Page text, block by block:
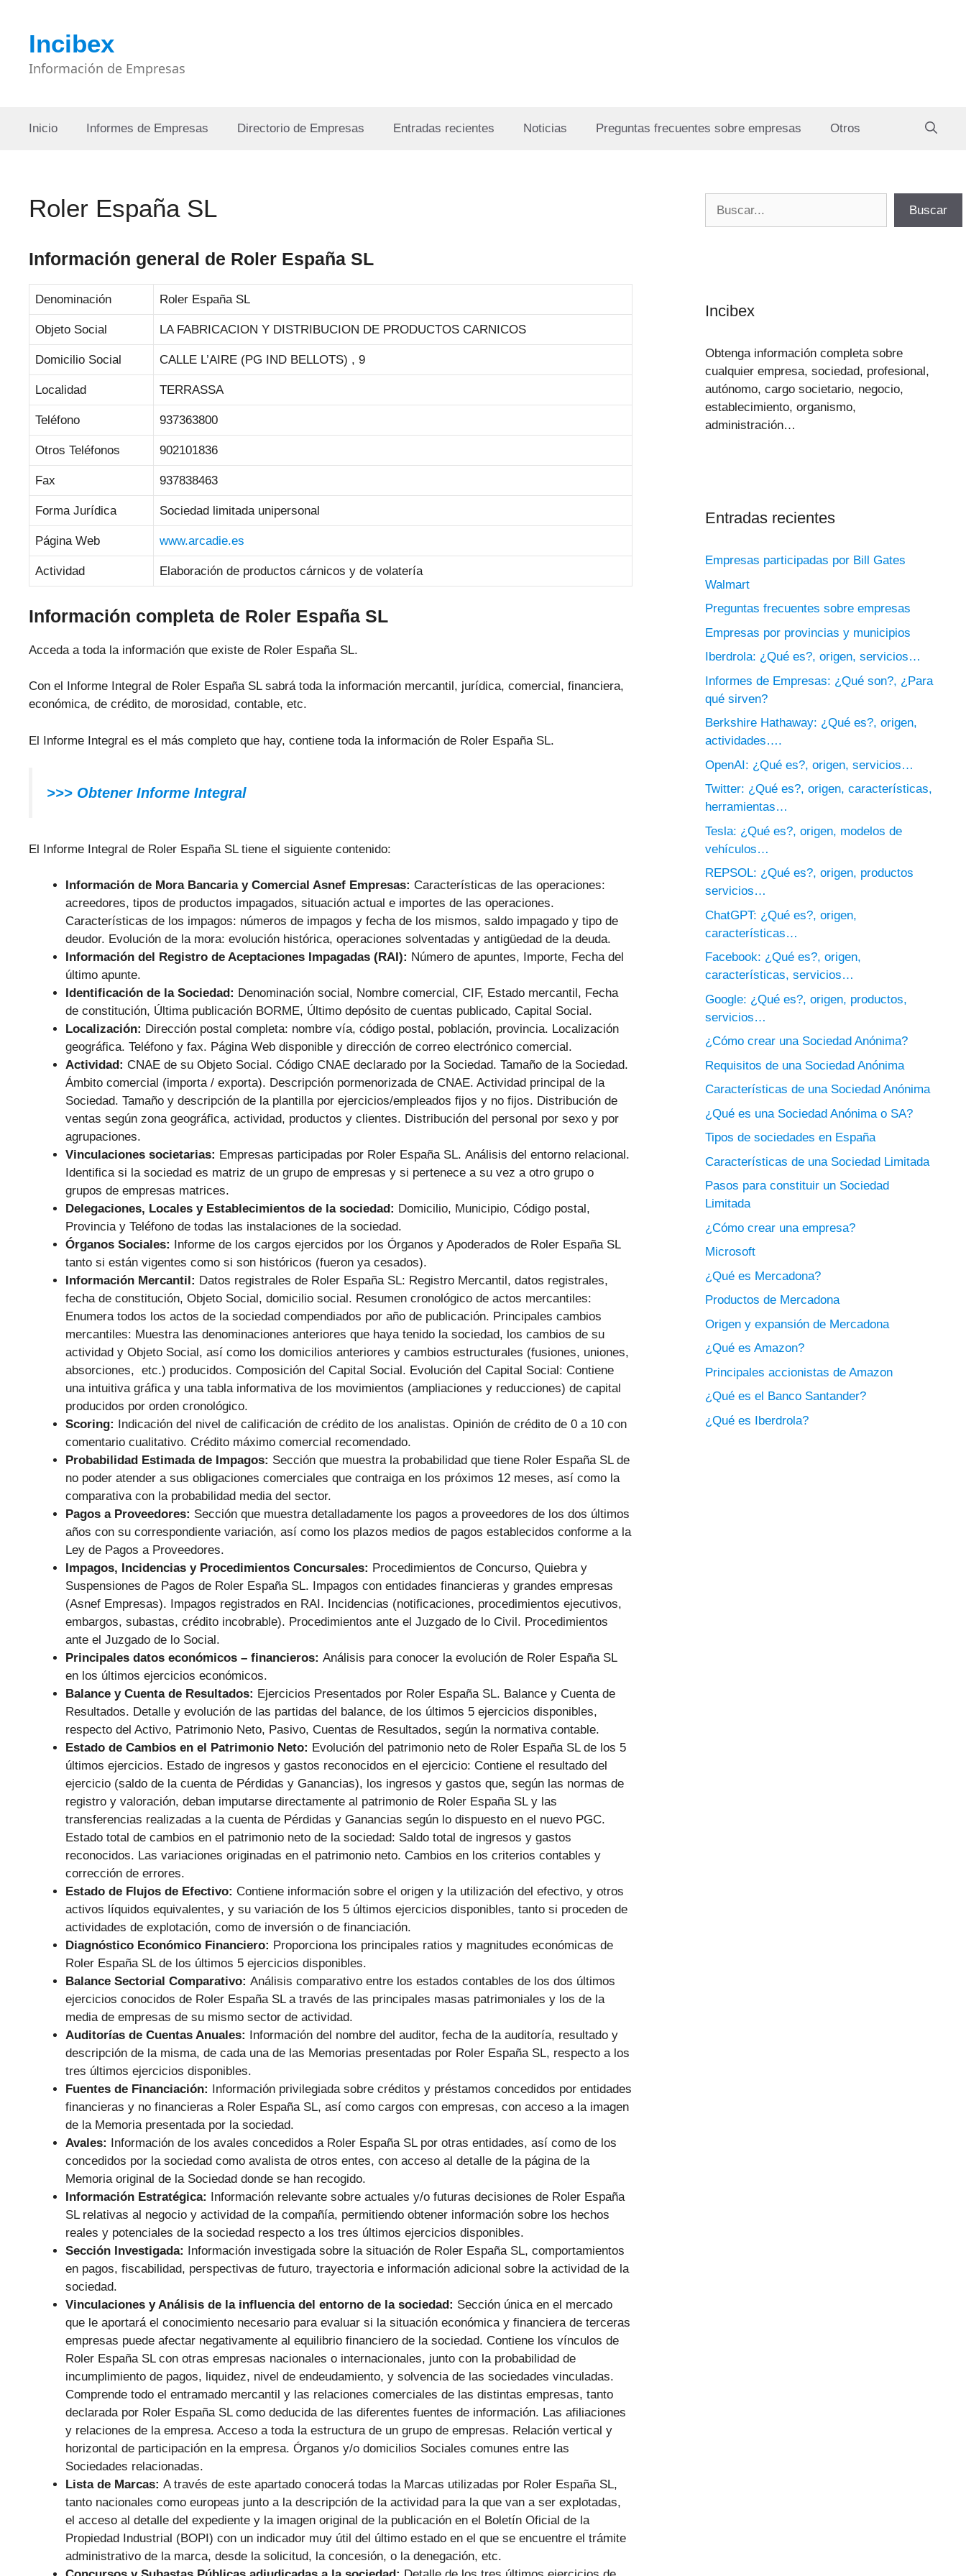
contenidoIncibex
Información de Empresas
Inicio Informes de Empresas Directorio de Empresas Entradas recientes Noticias Preguntas frecuentes sobre empresas Otros
Roler España SL
Información general de Roler España SL
Denominación Roler España SL
Objeto Social LA FABRICACION Y DISTRIBUCION DE PRODUCTOS CARNICOS
Domicilio Social CALLE L’AIRE (PG IND BELLOTS) , 9
Localidad TERRASSA
Teléfono 937363800
Otros Teléfonos 902101836
Fax 937838463
Forma Jurídica Sociedad limitada unipersonal
Página Web www.arcadie.es
Actividad Elaboración de productos cárnicos y de volatería
Información completa de Roler España SL
Acceda a toda la información que existe de Roler España SL.
Con el Informe Integral de Roler España SL sabrá toda la información mercantil, jurídica, comercial, financiera,
económica, de crédito, de morosidad, contable, etc.
El Informe Integral es el más completo que hay, contiene toda la información de Roler España SL.
>>> Obtener Informe Integral
El Informe Integral de Roler España SL tiene el siguiente contenido:
Información de Mora Bancaria y Comercial Asnef Empresas: Características de las operaciones:
acreedores, tipos de productos impagados, situación actual e importes de las operaciones.
Características de los impagos: números de impagos y fecha de los mismos, saldo impagado y tipo de
deudor. Evolución de la mora: evolución histórica, operaciones solventadas y antigüedad de la deuda.
Información del Registro de Aceptaciones Impagadas (RAI): Número de apuntes, Importe, Fecha del
último apunte.
Identificación de la Sociedad: Denominación social, Nombre comercial, CIF, Estado mercantil, Fecha
de constitución, Última publicación BORME, Último depósito de cuentas publicado, Capital Social.
Localización: Dirección postal completa: nombre vía, código postal, población, provincia. Localización
geográfica. Teléfono y fax. Página Web disponible y dirección de correo electrónico comercial.
Actividad: CNAE de su Objeto Social. Código CNAE declarado por la Sociedad. Tamaño de la Sociedad.
Ámbito comercial (importa / exporta). Descripción pormenorizada de CNAE. Actividad principal de la
Sociedad. Tamaño y descripción de la plantilla por ejercicios/empleados fijos y no fijos. Distribución de
ventas según zona geográfica, actividad, productos y clientes. Distribución del personal por sexo y por
agrupaciones.
Vinculaciones societarias: Empresas participadas por Roler España SL. Análisis del entorno relacional.
Identifica si la sociedad es matriz de un grupo de empresas y si pertenece a su vez a otro grupo o
grupos de empresas matrices.
Delegaciones, Locales y Establecimientos de la sociedad: Domicilio, Municipio, Código postal,
Provincia y Teléfono de todas las instalaciones de la sociedad.
Órganos Sociales: Informe de los cargos ejercidos por los Órganos y Apoderados de Roler España SL
tanto si están vigentes como si son históricos (fueron ya cesados).
Información Mercantil: Datos registrales de Roler España SL: Registro Mercantil, datos registrales,
fecha de constitución, Objeto Social, domicilio social. Resumen cronológico de actos mercantiles:
Enumera todos los actos de la sociedad compendiados por año de publicación. Principales cambios
mercantiles: Muestra las denominaciones anteriores que haya tenido la sociedad, los cambios de su
actividad y Objeto Social, así como los domicilios anteriores y cambios estructurales (fusiones, uniones,
absorciones, etc.) producidos. Composición del Capital Social. Evolución del Capital Social: Contiene
una intuitiva gráfica y una tabla informativa de los movimientos (ampliaciones y reducciones) de capital
producidos por orden cronológico.
Scoring: Indicación del nivel de calificación de crédito de los analistas. Opinión de crédito de 0 a 10 con
comentario cualitativo. Crédito máximo comercial recomendado.
Probabilidad Estimada de Impagos: Sección que muestra la probabilidad que tiene Roler España SL de
no poder atender a sus obligaciones comerciales que contraiga en los próximos 12 meses, así como la
comparativa con la probabilidad media del sector.
Pagos a Proveedores: Sección que muestra detalladamente los pagos a proveedores de los dos últimos
años con su correspondiente variación, así como los plazos medios de pagos establecidos conforme a la
Ley de Pagos a Proveedores.
Impagos, Incidencias y Procedimientos Concursales: Procedimientos de Concurso, Quiebra y
Suspensiones de Pagos de Roler España SL. Impagos con entidades financieras y grandes empresas
(Asnef Empresas). Impagos registrados en RAI. Incidencias (notificaciones, procedimientos ejecutivos,
embargos, subastas, crédito incobrable). Procedimientos ante el Juzgado de lo Civil. Procedimientos
ante el Juzgado de lo Social.
Principales datos económicos – financieros: Análisis para conocer la evolución de Roler España SL
en los últimos ejercicios económicos.
Balance y Cuenta de Resultados: Ejercicios Presentados por Roler España SL. Balance y Cuenta de
Resultados. Detalle y evolución de las partidas del balance, de los últimos 5 ejercicios disponibles,
respecto del Activo, Patrimonio Neto, Pasivo, Cuentas de Resultados, según la normativa contable.
Estado de Cambios en el Patrimonio Neto: Evolución del patrimonio neto de Roler España SL de los 5
últimos ejercicios. Estado de ingresos y gastos reconocidos en el ejercicio: Contiene el resultado del
ejercicio (saldo de la cuenta de Pérdidas y Ganancias), los ingresos y gastos que, según las normas de
registro y valoración, deban imputarse directamente al patrimonio de Roler España SL y las
transferencias realizadas a la cuenta de Pérdidas y Ganancias según lo dispuesto en el nuevo PGC.
Estado total de cambios en el patrimonio neto de la sociedad: Saldo total de ingresos y gastos
reconocidos. Las variaciones originadas en el patrimonio neto. Cambios en los criterios contables y
corrección de errores.
Estado de Flujos de Efectivo: Contiene información sobre el origen y la utilización del efectivo, y otros
activos líquidos equivalentes, y su variación de los 5 últimos ejercicios disponibles, tanto si proceden de
actividades de explotación, como de inversión o de financiación.
Diagnóstico Económico Financiero: Proporciona los principales ratios y magnitudes económicas de
Roler España SL de los últimos 5 ejercicios disponibles.
Balance Sectorial Comparativo: Análisis comparativo entre los estados contables de los dos últimos
ejercicios conocidos de Roler España SL a través de las principales masas patrimoniales y los de la
media de empresas de su mismo sector de actividad.
Auditorías de Cuentas Anuales: Información del nombre del auditor, fecha de la auditoría, resultado y
descripción de la misma, de cada una de las Memorias presentadas por Roler España SL, respecto a los
tres últimos ejercicios disponibles.
Fuentes de Financiación: Información privilegiada sobre créditos y préstamos concedidos por entidades
financieras y no financieras a Roler España SL, así como cargos con empresas, con acceso a la imagen
de la Memoria presentada por la sociedad.
Avales: Información de los avales concedidos a Roler España SL por otras entidades, así como de los
concedidos por la sociedad como avalista de otros entes, con acceso al detalle de la página de la
Memoria original de la Sociedad donde se han recogido.
Información Estratégica: Información relevante sobre actuales y/o futuras decisiones de Roler España
SL relativas al negocio y actividad de la compañía, permitiendo obtener información sobre los hechos
reales y potenciales de la sociedad respecto a los tres últimos ejercicios disponibles.
Sección Investigada: Información investigada sobre la situación de Roler España SL, comportamientos
en pagos, fiscabilidad, perspectivas de futuro, trayectoria e información adicional sobre la actividad de la
sociedad.
Vinculaciones y Análisis de la influencia del entorno de la sociedad: Sección única en el mercado
que le aportará el conocimiento necesario para evaluar si la situación económica y financiera de terceras
empresas puede afectar negativamente al equilibrio financiero de la sociedad. Contiene los vínculos de
Roler España SL con otras empresas nacionales o internacionales, junto con la probabilidad de
incumplimiento de pagos, liquidez, nivel de endeudamiento, y solvencia de las sociedades vinculadas.
Comprende todo el entramado mercantil y las relaciones comerciales de las distintas empresas, tanto
declarada por Roler España SL como deducida de las diferentes fuentes de información. Las afiliaciones
y relaciones de la empresa. Acceso a toda la estructura de un grupo de empresas. Relación vertical y
horizontal de participación en la empresa. Órganos y/o domicilios Sociales comunes entre las
Sociedades relacionadas.
Lista de Marcas: A través de este apartado conocerá todas la Marcas utilizadas por Roler España SL,
tanto nacionales como europeas junto a la descripción de la actividad para la que van a ser explotadas,
el acceso al detalle del expediente y la imagen original de la publicación en el Boletín Oficial de la
Propiedad Industrial (BOPI) con un indicador muy útil del último estado en el que se encuentre el trámite
administrativo de la marca, desde la solicitud, la concesión, o la denegación, etc.
Buscar
Incibex
Obtenga información completa sobre
cualquier empresa, sociedad, profesional,
autónomo, cargo societario, negocio,
establecimiento, organismo,
administración…
Entradas recientes
Empresas participadas por Bill Gates
Walmart
Preguntas frecuentes sobre empresas
Empresas por provincias y municipios
Iberdrola: ¿Qué es?, origen, servicios…
Informes de Empresas: ¿Qué son?, ¿Para
qué sirven?
Berkshire Hathaway: ¿Qué es?, origen,
actividades….
OpenAI: ¿Qué es?, origen, servicios…
Twitter: ¿Qué es?, origen, características,
herramientas…
Tesla: ¿Qué es?, origen, modelos de
vehículos…
REPSOL: ¿Qué es?, origen, productos
servicios…
ChatGPT: ¿Qué es?, origen,
características…
Facebook: ¿Qué es?, origen,
características, servicios…
Google: ¿Qué es?, origen, productos,
servicios…
¿Cómo crear una Sociedad Anónima?
Requisitos de una Sociedad Anónima
Características de una Sociedad Anónima
¿Qué es una Sociedad Anónima o SA?
Tipos de sociedades en España
Características de una Sociedad Limitada
Pasos para constituir un Sociedad
Limitada
¿Cómo crear una empresa?
Microsoft
¿Qué es Mercadona?
Productos de Mercadona
Origen y expansión de Mercadona
¿Qué es Amazon?
Principales accionistas de Amazon
¿Qué es el Banco Santander?
¿Qué es Iberdrola?